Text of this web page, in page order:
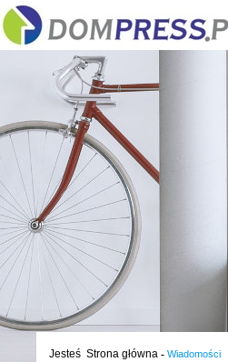
Jesteś Strona główna - Wiadomości